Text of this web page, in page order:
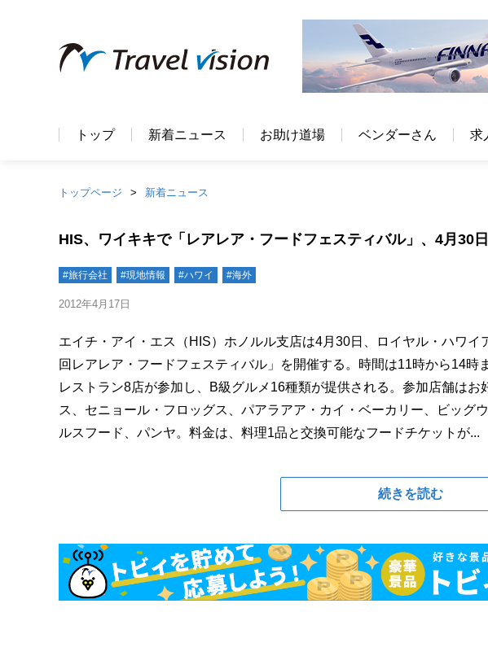
トップ 新着ニュース お助け道場 ベンダーさん 求
トップページ 新着ニュース
HIS、ワイキキで「レアレア・フードフェスティバル」、4月30日
#旅行会社 #現地情報 #ハワイ #海外
2012年4月17日
エイチ・アイ・エス（HIS）ホノルル支店は4月30日、ロイヤル・ハワ
回レアレア・フードフェスティバル」を開催する。時間は11時から14
レストラン8店が参加し、B級グルメ16種類が提供される。参加店舗は
ス、セニョール・フロッグス、パアラアア・カイ・ベーカリー、ビッグ
ルスフード、パンヤ。料金は、料理1品と交換可能なフードチケットが...
続きを読む